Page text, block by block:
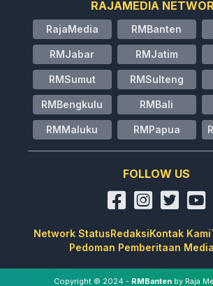
RAJAMEDIA
RajaMedia RMBanten
RMJabar RMJatim
RMSumut RMSulteng
RMBengkulu RMBali
RMMaluku RMPapua
FOLLOW US
Network StatusRedaksiKontak Kami
Pedoman Pemberitaan
Copyright © 2024 - RMBantenby Raja